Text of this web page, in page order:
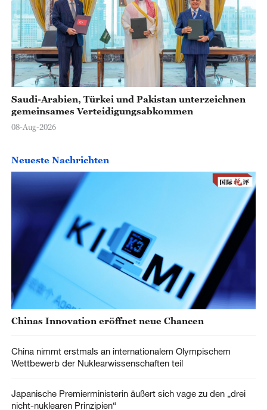
Saudi-Arabien, Türkei und Pakistan unterzeichnen
gemeinsames Verteidigungsabkommen
08-Aug-2026
Neueste Nachrichten
Chinas Innovation eröffnet neue Chancen
China nimmt erstmals an internationalem Olympischem
Wettbewerb der Nuklearwissenschaften teil
Japanische Premierministerin äußert sich vage zu den „drei
nicht-nuklearen Prinzipien“